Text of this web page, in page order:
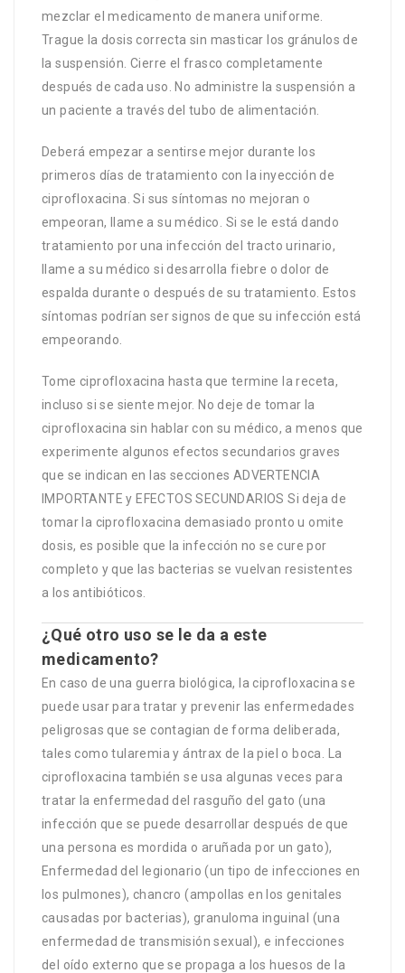
mezclar el medicamento de manera uniforme.
Trague la dosis correcta sin masticar los gránulos de
la suspensión. Cierre el frasco completamente
después de cada uso. No administre la suspensión a
un paciente a través del tubo de alimentación.
Deberá empezar a sentirse mejor durante los
primeros días de tratamiento con la inyección de
ciprofloxacina. Si sus síntomas no mejoran o
empeoran, llame a su médico. Si se le está dando
tratamiento por una infección del tracto urinario,
llame a su médico si desarrolla fiebre o dolor de
espalda durante o después de su tratamiento. Estos
síntomas podrían ser signos de que su infección está
empeorando.
Tome ciprofloxacina hasta que termine la receta,
incluso si se siente mejor. No deje de tomar la
ciprofloxacina sin hablar con su médico, a menos que
experimente algunos efectos secundarios graves
que se indican en las secciones ADVERTENCIA
IMPORTANTE y EFECTOS SECUNDARIOS Si deja de
tomar la ciprofloxacina demasiado pronto u omite
dosis, es posible que la infección no se cure por
completo y que las bacterias se vuelvan resistentes
a los antibióticos.
¿Qué otro uso se le da a este
medicamento?
En caso de una guerra biológica, la ciprofloxacina se
puede usar para tratar y prevenir las enfermedades
peligrosas que se contagian de forma deliberada,
tales como tularemia y ántrax de la piel o boca. La
ciprofloxacina también se usa algunas veces para
tratar la enfermedad del rasguño del gato (una
infección que se puede desarrollar después de que
una persona es mordida o aruñada por un gato),
Enfermedad del legionario (un tipo de infecciones en
los pulmones), chancro (ampollas en los genitales
causadas por bacterias), granuloma inguinal (una
enfermedad de transmisión sexual), e infecciones
del oído externo que se propaga a los huesos de la